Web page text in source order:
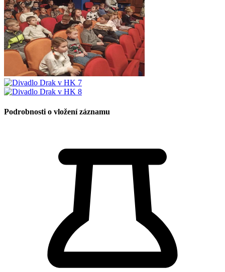
Podrobnosti o vložení záznamu